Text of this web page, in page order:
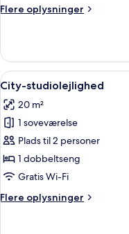
Flere oplysninger
Flere
Studio
Indlæs
alle
billeder
af
City-
studiolejlighed
7
City-studiolejlighed
20 m²
1 soveværelse
Plads til 2 personer
1 dobbeltseng
Gratis Wi-Fi
Flere oplysninger
Flere